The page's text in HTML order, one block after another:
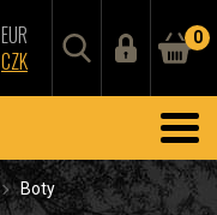
EUR
CZK
0
Boty